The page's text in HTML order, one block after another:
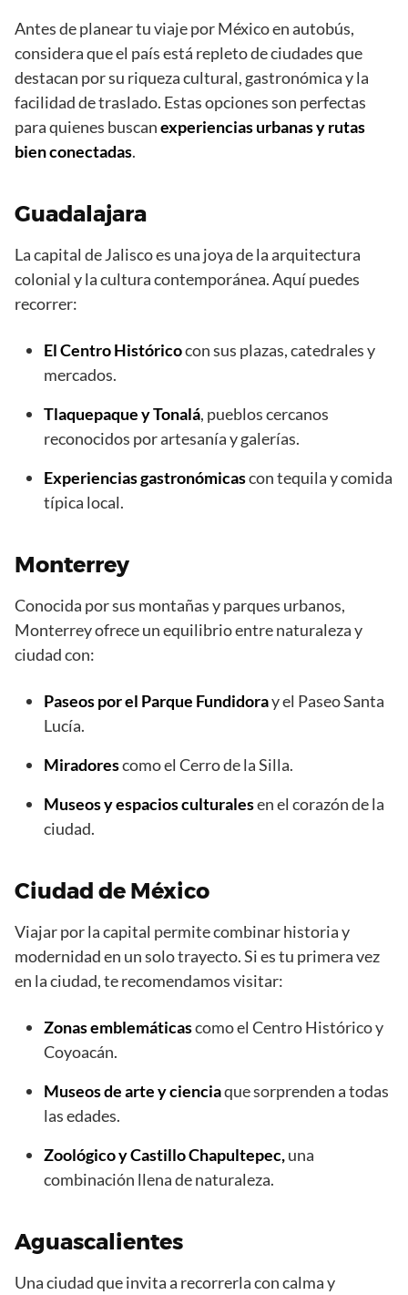
Antes de planear tu viaje por México en autobús,
considera que el país está repleto de ciudades que
destacan por su riqueza cultural, gastronómica y la
facilidad de traslado. Estas opciones son perfectas
para quienes buscanexperiencias urbanas y rutas
bien conectadas.
Guadalajara
La capital de Jalisco es una joya de la arquitectura
colonial y la cultura contemporánea. Aquí puedes
recorrer:
El Centro Históricocon sus plazas, catedrales y
mercados.
Tlaquepaque y Tonalá, pueblos cercanos
reconocidos por artesanía y galerías.
Experiencias gastronómicascon tequila y comida
típica local.
Monterrey
Conocida por sus montañas y parques urbanos,
Monterrey ofrece un equilibrio entre naturaleza y
ciudad con:
Paseos por el Parque Fundidoray el Paseo Santa
Lucía.
Miradorescomo el Cerro de la Silla.
Museos y espacios culturalesen el corazón de la
ciudad.
Ciudad de México
Viajar por la capital permite combinar historia y
modernidad en un solo trayecto. Si es tu primera vez
en la ciudad, te recomendamos visitar:
Zonas emblemáticascomo el Centro Histórico y
Coyoacán.
Museos de arte y cienciaque sorprenden a todas
las edades.
Zoológico y Castillo Chapultepec,una
combinación llena de naturaleza.
Aguascalientes
Una ciudad que invita a recorrerla con calma y